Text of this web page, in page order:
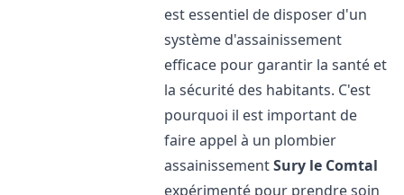
est essentiel de disposer d'un
système d'assainissement
efficace pour garantir la santé et
la sécurité des habitants. C'est
pourquoi il est important de
faire appel à un plombier
assainissementSury le Comtal
expérimenté pour prendre soin